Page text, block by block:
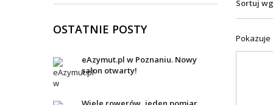
OSTATNIE POSTY
eAzymut.pl w Poznaniu. Nowy
salon otwarty!
oraz
energii
utwory
Sortuj wg
Pokazuje